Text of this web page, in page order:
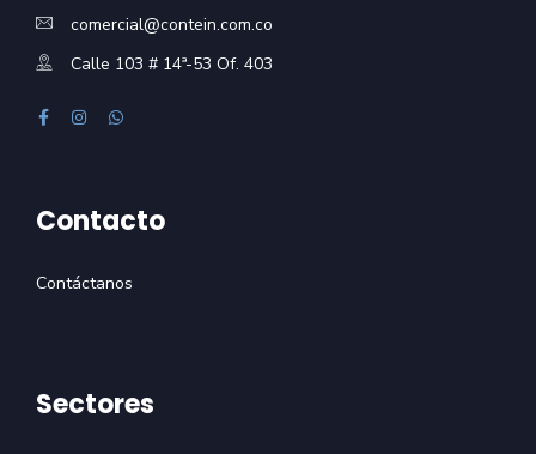
comercial@contein.com.co
Calle 103 # 14ª-53 Of. 403
Contacto
Contáctanos
Sectores